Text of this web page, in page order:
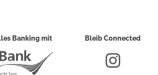
Banking mit Bleib Connected